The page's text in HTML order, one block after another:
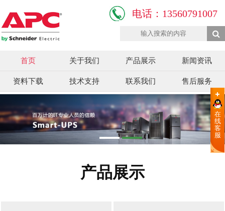
电话：13560791007
首页 关于我们 产品展示 新闻资讯
资料下载 技术支持 联系我们 售后服务
在
线
客
服
产品展示